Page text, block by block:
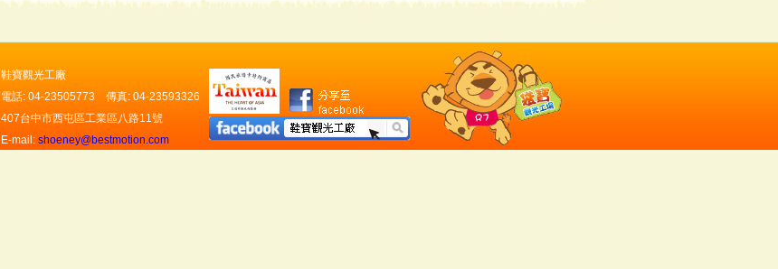
鞋寶觀光工廠
電話: 04-23505773 傳真: 04-23593326
407台中市西屯區工業區八路11號
E-mail: shoeney@bestmotion.com